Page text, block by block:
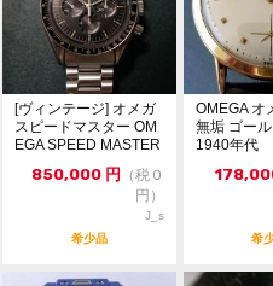
時刻合わせ方法
リューズの一段
出品している最
の
リューズ内ボタ
と、
一度離し、再度
[ヴィンテージ] オメガ
スピードマスター OM
EGA SPEED MASTER
850,000 円 （税０
円）
J_s
希少品
OMEGA オ
無垢 ゴー
1940年代
希